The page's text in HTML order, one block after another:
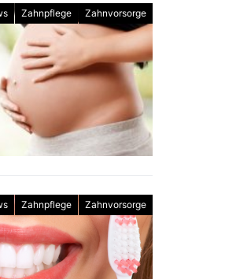
Zahnpflege Zahnvorsorge
Zahnpflege Zahnvorsorge